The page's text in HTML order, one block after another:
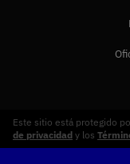
Este sitio está protegido
de privacidad y los